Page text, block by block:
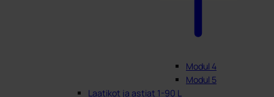
Modul 4
Modul 5
Laatikot ja astiat 1-90 L